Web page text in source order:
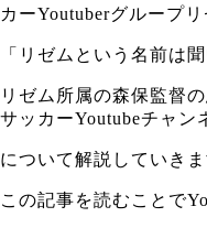
カーYoutuberグループ
「リゼムという名前は
リゼム所属の森保監督
サッカーYoutubeチャン
について解説していきま
この記事を読むことで